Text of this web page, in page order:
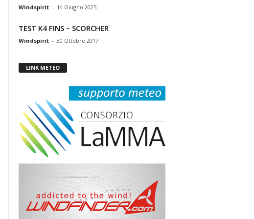
Windspirit - 14 Giugno 2025
TEST K4 FINS – SCORCHER
Windspirit - 30 Ottobre 2017
LINK METEO